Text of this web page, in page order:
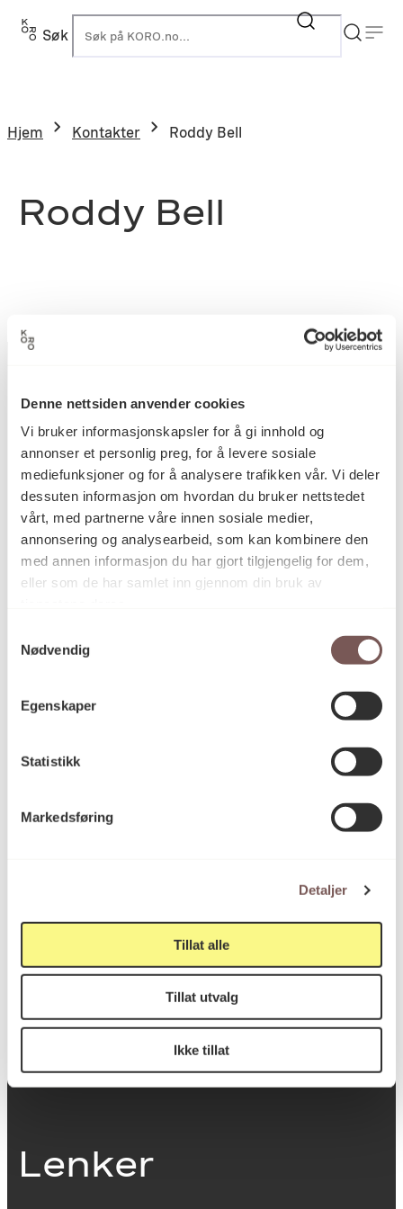
Denne nettsiden anvender cookies
Vi bruker informasjonskapsler for å gi innhold og
annonser et personlig preg, for å levere sosiale
mediefunksjoner og for å analysere trafikken vår. Vi deler
dessuten informasjon om hvordan du bruker nettstedet
vårt, med partnerne våre innen sosiale medier,
annonsering og analysearbeid, som kan kombinere den
med annen informasjon du har gjort tilgjengelig for dem,
eller som de har samlet inn gjennom din bruk av
Nødvendig
Egenskaper
Statistikk
Markedsføring
Detaljer
Tillat alle
Tillat utvalg
Ikke tillat
Søk
Hjem Kontakter Roddy Bell
Roddy Bell
Postadresse
Postboks 6994
St. Olavs plass
0130 Oslo
post@koro.no
Besøksadresse
Victoria Terrasse 11
0251 Oslo
Viktig info
Utbetaling og fakturering
Om opphavsrett
Dokumentasjonsskjema
Last ned logo
Lenker